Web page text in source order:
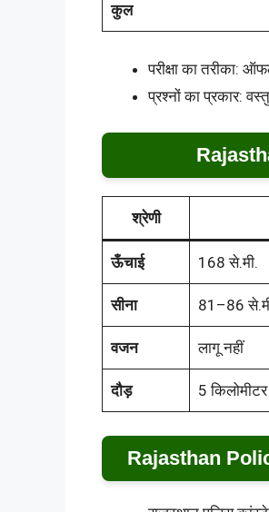
कुल
परीक्षा का तरीका:
प्रश्नों का प्रकार:
श्रेणी
ऊँचाई 168 से.मी.
सीना 81–86
वजन लागू नहीं
दौड़ 5
Rajasthan